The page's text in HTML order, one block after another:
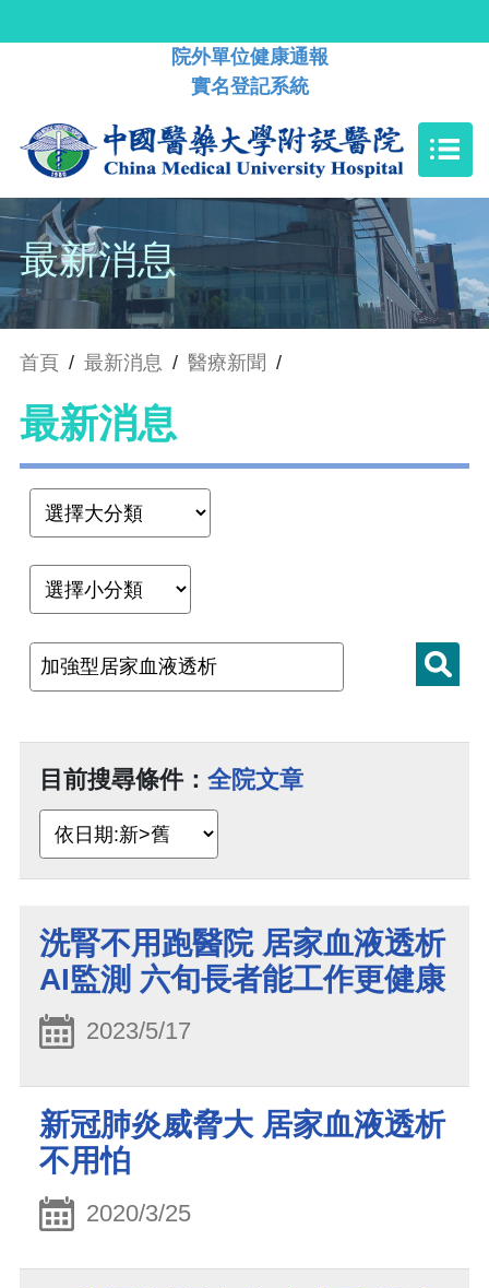
院外單位健康通報
實名登記系統
最新消息
首頁 / 最新消息 / 醫療新聞 /
最新消息
目前搜尋條件： 全院文章
洗腎不用跑醫院 居家血液透析
AI監測 六旬長者能工作更健康
2023/5/17
新冠肺炎威脅大 居家血液透析
不用怕
2020/3/25